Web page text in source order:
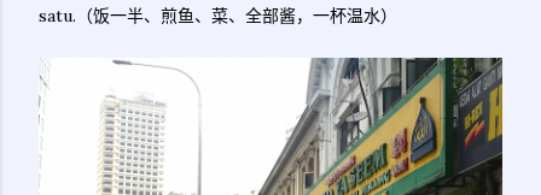
satu.（饭一半、煎鱼、菜、全部酱，一杯温水）